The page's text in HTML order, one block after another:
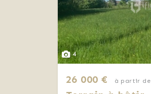
4
26 000 € à partir de